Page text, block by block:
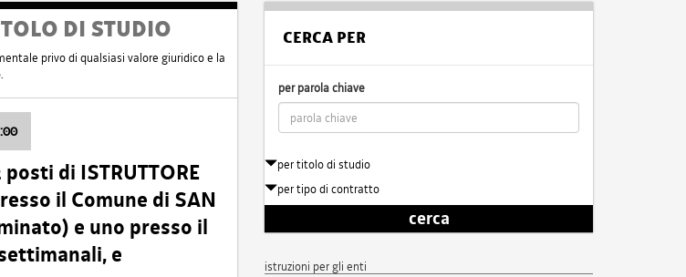
DI STUDIO
privo di qualsiasi valore giuridico e la
di ISTRUTTORE
il Comune di SAN
e uno presso il
e
CERCA PER
per parola chiave
per titolo di studio
per tipo di contratto
cerca
istruzioni per gli enti